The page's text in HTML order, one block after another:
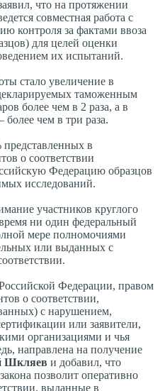
что на протяжении
совместная работа с
контроля за фактами ввоза
для целей оценки
их испытаний.
стало увеличение в
таможенным
более чем в 2 раза, а в
чем в три раза.
представленных в
о соответствии
Федерацию образцов
исследований.
участников круглого
ни один федеральный
мере полномочиями
или выданных с
Федерации, правом
о соответствии,
с нарушением,
или заявители,
организациями и чья
направлена на получение
Шкляев и добавил, что
позволит оперативно
выданные в